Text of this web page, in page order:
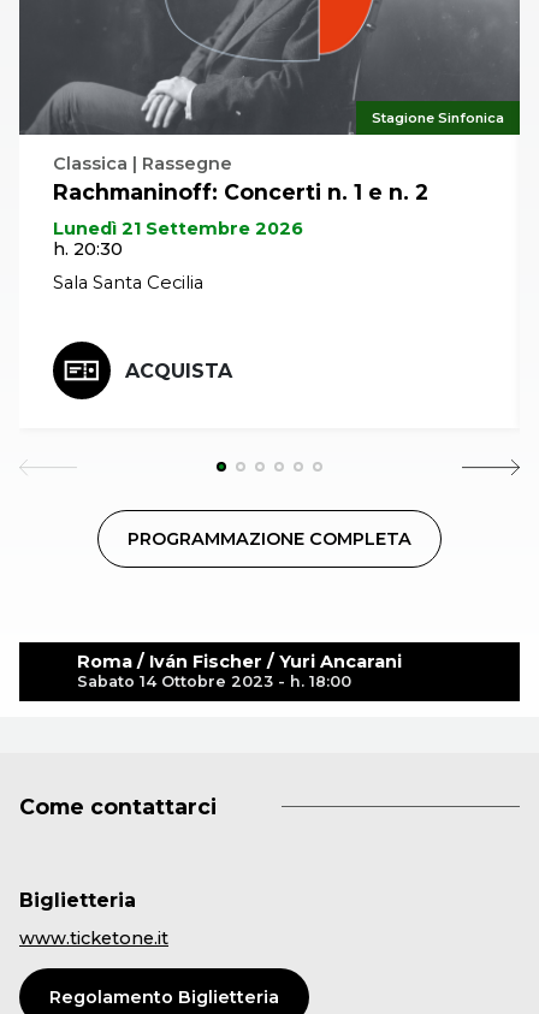
Roma / Iván Fischer / Yuri Ancarani
Sabato 14 Ottobre 2023 - h. 18:00
Stagione Sinfonica
Classica | Rassegne
Rachmaninoff: Concerti n. 1 e n. 2
Lunedì 21 Settembre 2026
h. 20:30
Sala Santa Cecilia
ACQUISTA
PROGRAMMAZIONE COMPLETA
Come contattarci
Biglietteria
www.ticketone.it
Regolamento Biglietteria